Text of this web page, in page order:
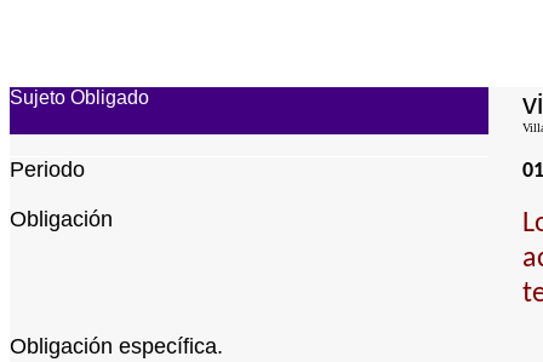
Sujeto Obligado
Periodo
Obligación
Obligación específica.